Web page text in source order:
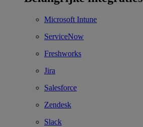
Microsoft Intune
ServiceNow
Freshworks
Jira
Salesforce
Zendesk
Slack